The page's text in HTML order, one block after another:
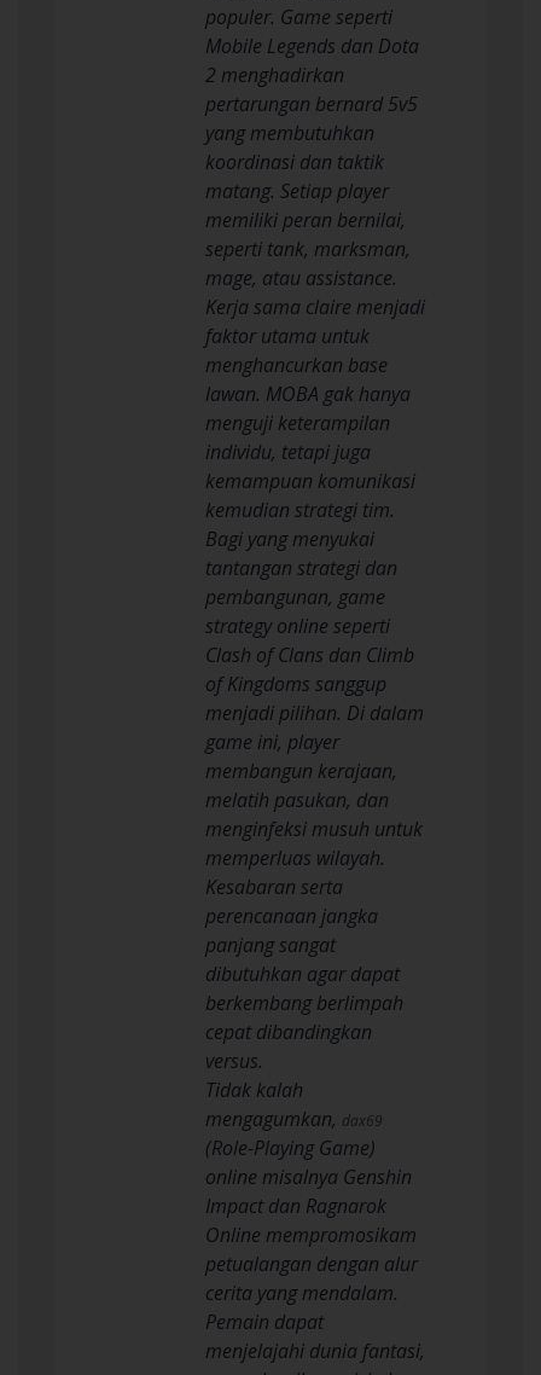
populer. Game seperti
Mobile Legends dan Dota
2 menghadirkan
pertarungan bernard 5v5
yang membutuhkan
koordinasi dan taktik
matang. Setiap player
memiliki peran bernilai,
seperti tank, marksman,
mage, atau assistance.
Kerja sama claire menjadi
faktor utama untuk
menghancurkan base
lawan. MOBA gak hanya
menguji keterampilan
individu, tetapi juga
kemampuan komunikasi
kemudian strategi tim.
Bagi yang menyukai
tantangan strategi dan
pembangunan, game
strategy online seperti
Clash of Clans dan Climb
of Kingdoms sanggup
menjadi pilihan. Di dalam
game ini, player
membangun kerajaan,
melatih pasukan, dan
menginfeksi musuh untuk
memperluas wilayah.
Kesabaran serta
perencanaan jangka
panjang sangat
dibutuhkan agar dapat
berkembang berlimpah
cepat dibandingkan
versus.
Tidak kalah
mengagumkan, dax69
(Role-Playing Game)
online misalnya Genshin
Impact dan Ragnarok
Online mempromosikam
petualangan dengan alur
cerita yang mendalam.
Pemain dapat
menjelajahi dunia fantasi,